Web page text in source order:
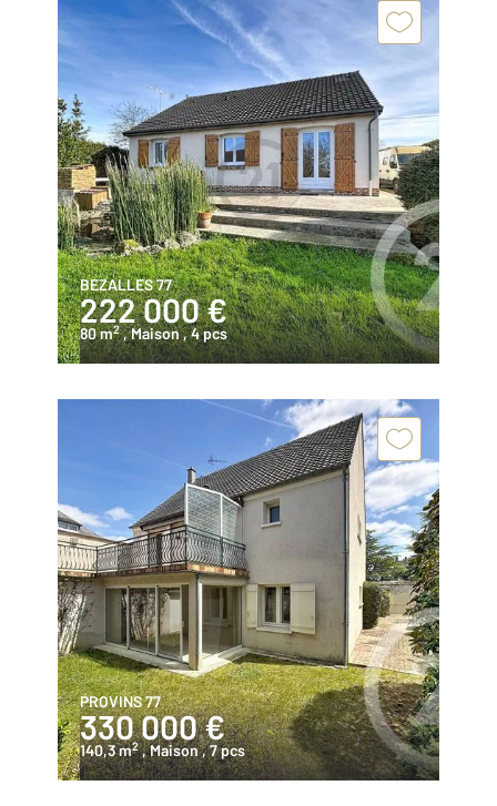
BEZALLES 77
222 000 €
80 m2 , Maison, 4 pcs
PROVINS 77
330 000 €
140,3 m2 , Maison, 7 pcs